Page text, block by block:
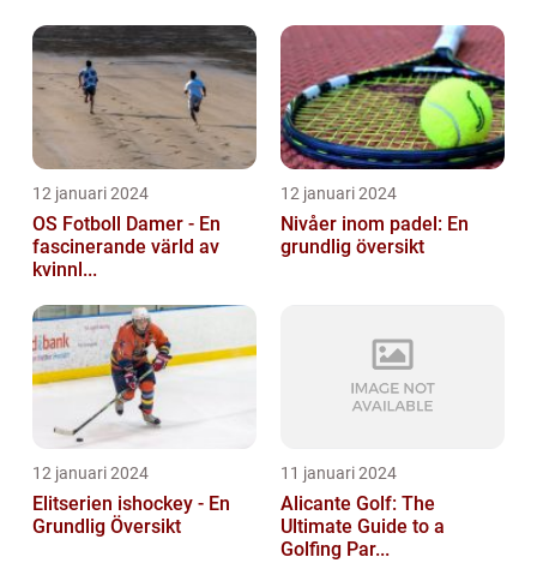
12 januari 2024
OS Fotboll Damer - En
fascinerande värld av
kvinnl...
12 januari 2024
Nivåer inom padel: En
grundlig översikt
12 januari 2024
Elitserien ishockey - En
Grundlig Översikt
11 januari 2024
Alicante Golf: The
Ultimate Guide to a
Golfing Par...